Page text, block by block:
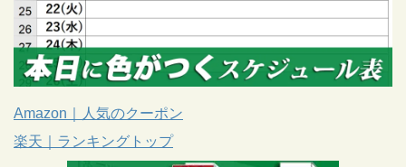
Amazon｜人気のクーポン
楽天｜ランキングトップ